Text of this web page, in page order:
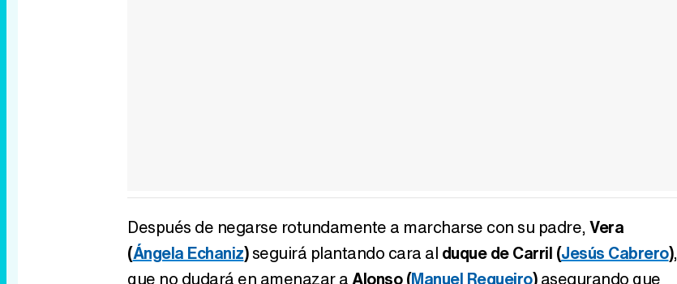
Después de negarse rotundamente a marcharse con su padre, Vera
(Ángela Echaniz)seguirá plantando cara al duque de Carril (Jesús Cabrero),
que no dudará en amenazar aAlonso (Manuel Regueiro)asegurando que